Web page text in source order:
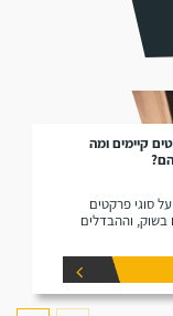
קיימים ומה
סוגי פרקטים
בשוק, וההבדלים